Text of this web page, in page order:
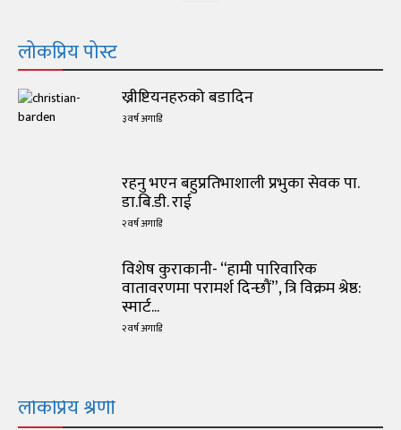
लोकप्रिय पोस्ट
ख्रीष्टियनहरुको बडादिन
३ वर्ष अगाडि
रहनु भएन बहुप्रतिभाशाली प्रभुका सेवक पा.
डा.बि.डी. राई
२ वर्ष अगाडि
विशेष कुराकानी- “हामी पारिवारिक
वातावरणमा परामर्श दिन्छौं”, त्रि विक्रम श्रेष्ठ:
स्मार्ट...
२ वर्ष अगाडि
लोकप्रिय श्रेणी